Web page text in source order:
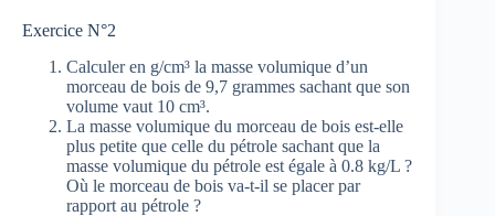
Exercice N°2
Calculer en g/cm³ la masse volumique d’un
morceau de bois de 9,7 grammes sachant que son
volume vaut 10 cm³.
La masse volumique du morceau de bois est-elle
plus petite que celle du pétrole sachant que la
masse volumique du pétrole est égale à 0.8 kg/L ?
Où le morceau de bois va-t-il se placer par
rapport au pétrole ?